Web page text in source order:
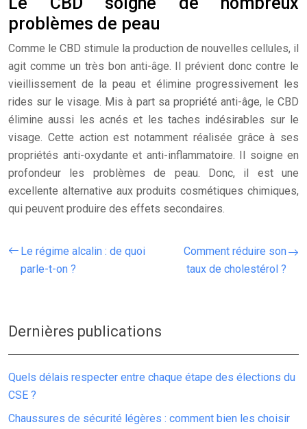
problèmes de peau
Comme le CBD stimule la production de nouvelles cellules, il
agit comme un très bon anti-âge. Il prévient donc contre le
vieillissement de la peau et élimine progressivement les
rides sur le visage. Mis à part sa propriété anti-âge, le CBD
élimine aussi les acnés et les taches indésirables sur le
visage. Cette action est notamment réalisée grâce à ses
propriétés anti-oxydante et anti-inflammatoire. Il soigne en
profondeur les problèmes de peau. Donc, il est une
excellente alternative aux produits cosmétiques chimiques,
qui peuvent produire des effets secondaires.
Le régime alcalin : de quoi
parle-t-on ?
Comment réduire son
taux de cholestérol ?
Dernières publications
Quels délais respecter entre chaque étape des élections du
CSE ?
Chaussures de sécurité légères : comment bien les choisir